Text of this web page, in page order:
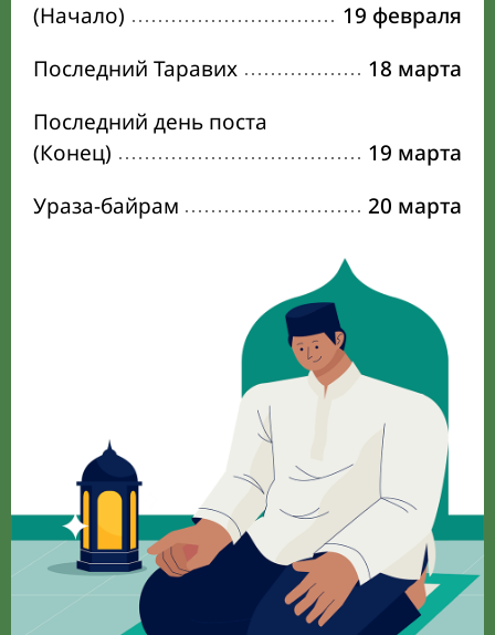
(Начало)
19 февраля
Последний Таравих
18 марта
Последний день поста
(Конец)
19 марта
Ураза-байрам
20 марта